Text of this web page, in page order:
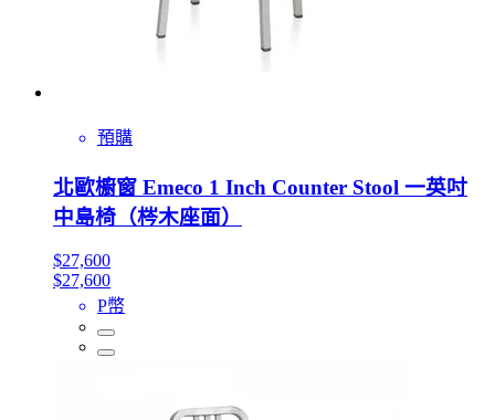
預購
北歐櫥窗 Emeco 1 Inch Counter Stool 一英吋
中島椅（梣木座面）
$27,600
$27,600
P幣